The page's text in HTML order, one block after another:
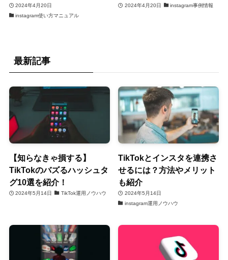
2024年4月20日
instagram使い方マニュアル
2024年4月20日 instagram事例情報
最新記事
【知らなきゃ損する】
TikTokのバズるハッシュタ
グ10選を紹介！
2024年5月14日 TikTok運用ノウハウ
TikTokとインスタを連携さ
せるには？方法やメリット
も紹介
2024年5月14日
instagram運用ノウハウ